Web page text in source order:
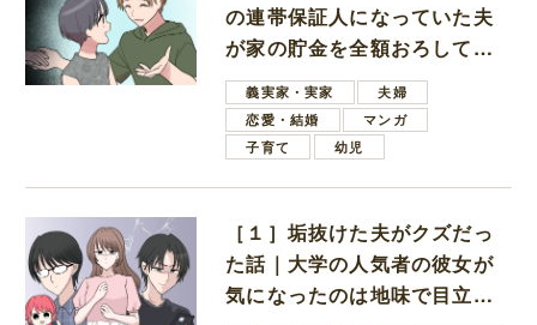
の連帯保証人になっていた夫
が家の貯金を全額おろしてほ
しいと言ってきた
義実家・実家
夫婦
恋愛・結婚
マンガ
子育て
幼児
［１］垢抜けた夫がクズだっ
た話｜大学の人気者の彼女が
気になったのは地味で目立た